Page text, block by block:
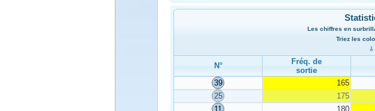
Les chiffres en
Triez les
N°
Fréq. de
sortie
39
165
25
175
11
180